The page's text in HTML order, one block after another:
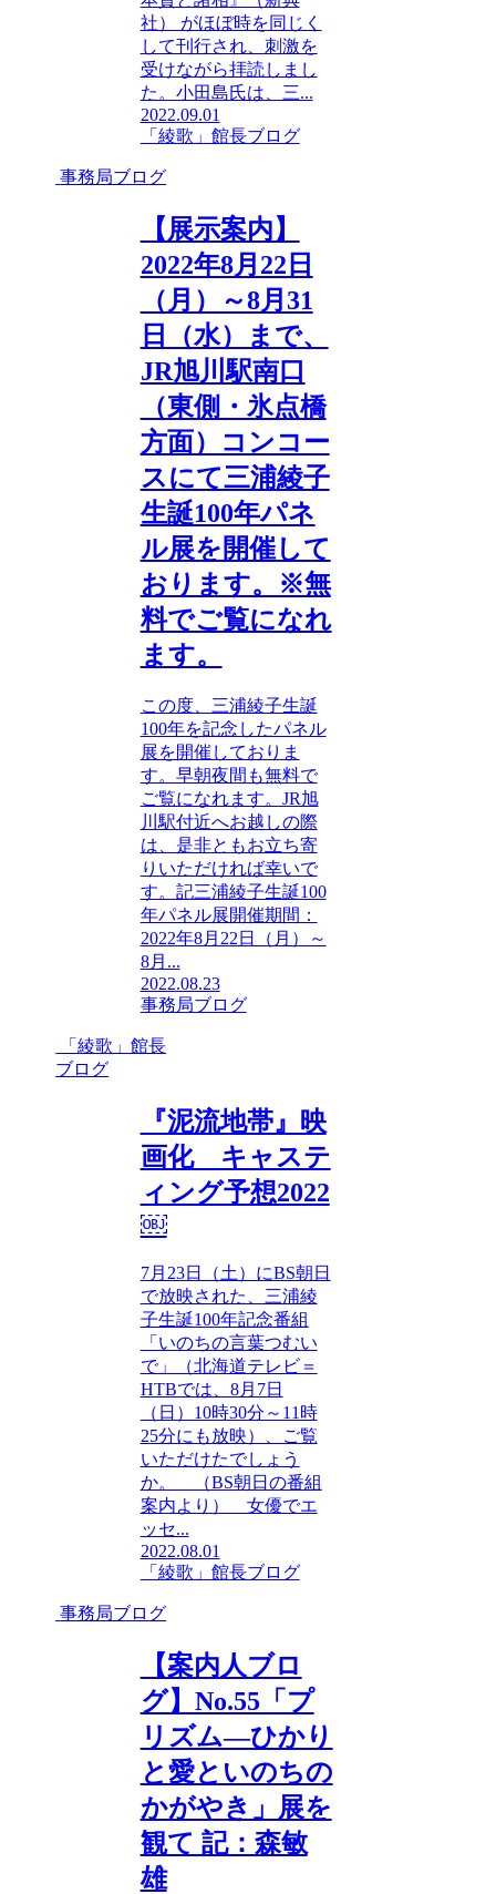
社） がほぼ時を同じく
して刊行され、刺激を
受けながら拝読しまし
た。小田島氏は、三...
2022.09.01
「綾歌」館長ブログ
事務局ブログ
【展示案内】
2022年8月22日
（月）～8月31
日（水）まで、
JR旭川駅南口
（東側・氷点橋
方面）コンコー
スにて三浦綾子
生誕100年パネ
ル展を開催して
おります。※無
料でご覧になれ
ます。
この度、三浦綾子生誕
100年を記念したパネル
展を開催しておりま
す。早朝夜間も無料で
ご覧になれます。JR旭
川駅付近へお越しの際
は、是非ともお立ち寄
りいただければ幸いで
す。記三浦綾子生誕100
年パネル展開催期間：
2022年8月22日（月）～
8月...
2022.08.23
事務局ブログ
「綾歌」館長
ブログ
『泥流地帯』映
画化 キャステ
ィング予想2022
￼
7月23日（土）にBS朝日
で放映された、三浦綾
子生誕100年記念番組
「いのちの言葉つむい
で」（北海道テレビ＝
HTBでは、8月7日
（日）10時30分～11時
25分にも放映）、ご覧
いただけたでしょう
か。 （BS朝日の番組
案内より） 女優でエ
ッセ...
2022.08.01
「綾歌」館長ブログ
事務局ブログ
【案内人ブロ
グ】No.55「プ
リズム―ひかり
と愛といのちの
かがやき」展を
観て 記：森敏
雄